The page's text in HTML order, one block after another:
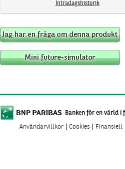
Intradagshistorik
Banken för en värld i
Användarvillkor Cookies